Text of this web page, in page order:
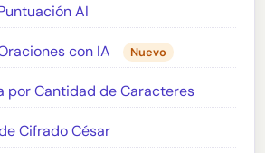
AI
con IA Nuevo
por Cantidad de Caracteres
Cifrado César